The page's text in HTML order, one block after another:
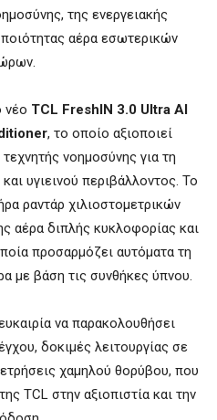
της ενεργειακής
αέρα εσωτερικών
νέο TCL FreshIN 3.0 Ultra AI
, το οποίο αξιοποιεί
νοημοσύνης για τη
υγιεινού περιβάλλοντος. Το
ραντάρ χιλιοστομετρικών
αέρα διπλής κυκλοφορίας και
προσαρμόζει αυτόματα τη
με βάση τις συνθήκες ύπνου.
να παρακολουθήσει
δοκιμές λειτουργίας σε
χαμηλού θορύβου, που
TCL στην αξιοπιστία και την